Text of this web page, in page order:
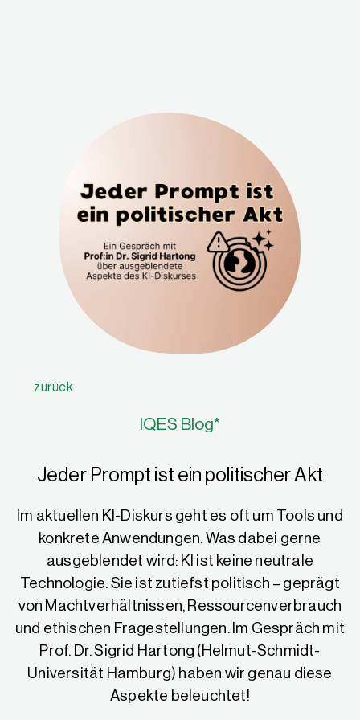
zurück
IQES Blog*
Jeder Prompt ist ein politischer Akt
Im aktuellen KI-Diskurs geht es oft um Tools und
konkrete Anwendungen. Was dabei gerne
ausgeblendet wird: KI ist keine neutrale
Technologie. Sie ist zutiefst politisch – geprägt
von Machtverhältnissen, Ressourcenverbrauch
und ethischen Fragestellungen. Im Gespräch mit
Prof. Dr. Sigrid Hartong (Helmut-Schmidt-
Universität Hamburg) haben wir genau diese
Aspekte beleuchtet!